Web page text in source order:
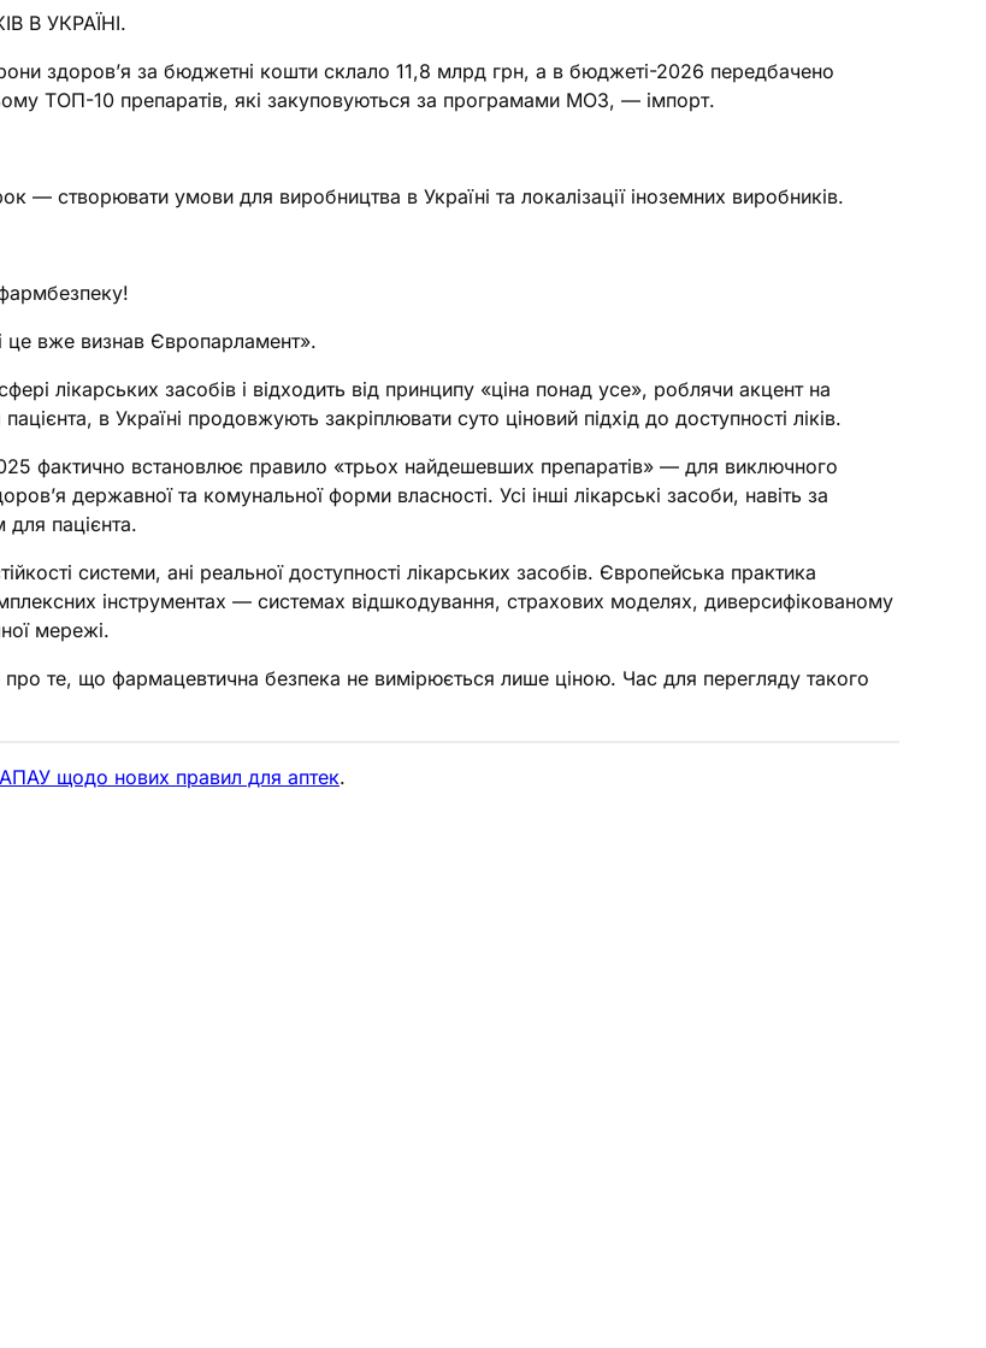
В УКРАЇНІ.
здоров’я за бюджетні кошти склало 11,8 млрд грн, а в бюджеті-2026 передбачено
ТОП-10 препаратів, які закуповуються за програмами МОЗ, — імпорт.
— створювати умови для виробництва в Україні та локалізації іноземних виробників.
це вже визнав Європарламент».
лікарських засобів і відходить від принципу «ціна понад усе», роблячи акцент на
в Україні продовжують закріплювати суто ціновий підхід до доступності ліків.
фактично встановлює правило «трьох найдешевших препаратів» — для виключного
державної та комунальної форми власності. Усі інші лікарські засоби, навіть за
пацієнта.
системи, ані реальної доступності лікарських засобів. Європейська практика
інструментах — системах відшкодування, страхових моделях, диверсифікованому
мережі.
про те, що фармацевтична безпека не вимірюється лише ціною. Час для перегляду такого
АПАУ щодо нових правил для аптек.